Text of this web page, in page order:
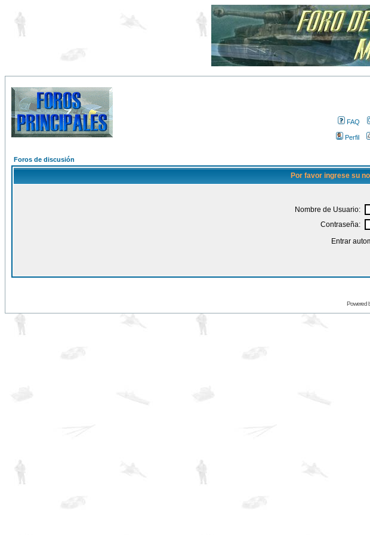
FAQ
Perfil
Foros de discusión
Por favor ingrese su
Nombre de Usuario:
Contraseña:
Entrar
Powered